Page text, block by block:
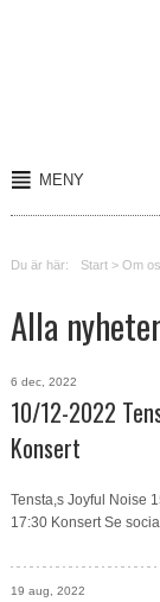
MENY
Kalender
Kontakt
Du är här: Start> Om
Alla nyheter
6 dec, 2022
10/12-2022
Konsert
Tensta,s Joyful Noise
17:30 Konsert Se
19 aug, 2022